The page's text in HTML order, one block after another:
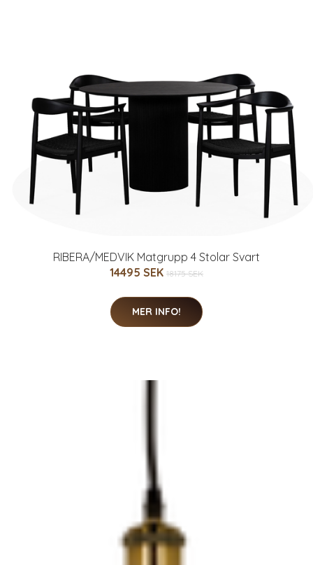
RIBERA/MEDVIK Matgrupp 4 Stolar Svart
14495 SEK 18175 SEK
MER INFO!